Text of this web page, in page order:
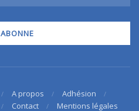
A propos
Adhésion
Contact Mentions légales